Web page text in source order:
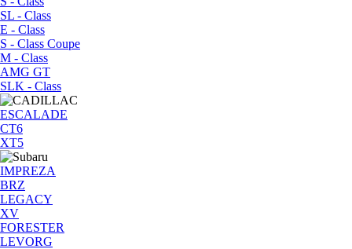
SL - Class
E - Class
S - Class Coupe
M - Class
AMG GT
SLK - Class
ESCALADE
CT6
XT5
IMPREZA
BRZ
LEGACY
XV
FORESTER
LEVORG